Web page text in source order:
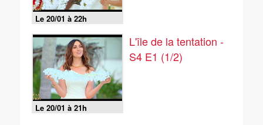
Le 20/01 à 22h
Le 20/01 à 21h
L'île de la tentation -
S4 E1 (1/2)